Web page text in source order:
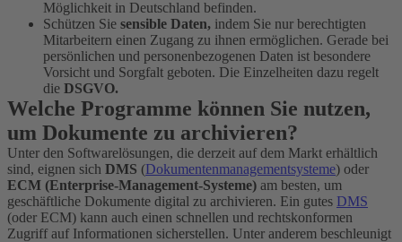
Möglichkeit in Deutschland befinden.
Schützen Sie sensible Daten, indem Sie nur berechtigten
Mitarbeitern einen Zugang zu ihnen ermöglichen. Gerade bei
persönlichen und personenbezogenen Daten ist besondere
Vorsicht und Sorgfalt geboten. Die Einzelheiten dazu regelt
die DSGVO.
Welche Programme können Sie nutzen,
um Dokumente zu archivieren?
Unter den Softwarelösungen, die derzeit auf dem Markt erhältlich
sind, eignen sich DMS (Dokumentenmanagementsysteme) oder
ECM (Enterprise-Management-Systeme) am besten, um
geschäftliche Dokumente digital zu archivieren. Ein gutes DMS
(oder ECM) kann auch einen schnellen und rechtskonformen
Zugriff auf Informationen sicherstellen. Unter anderem beschleunigt